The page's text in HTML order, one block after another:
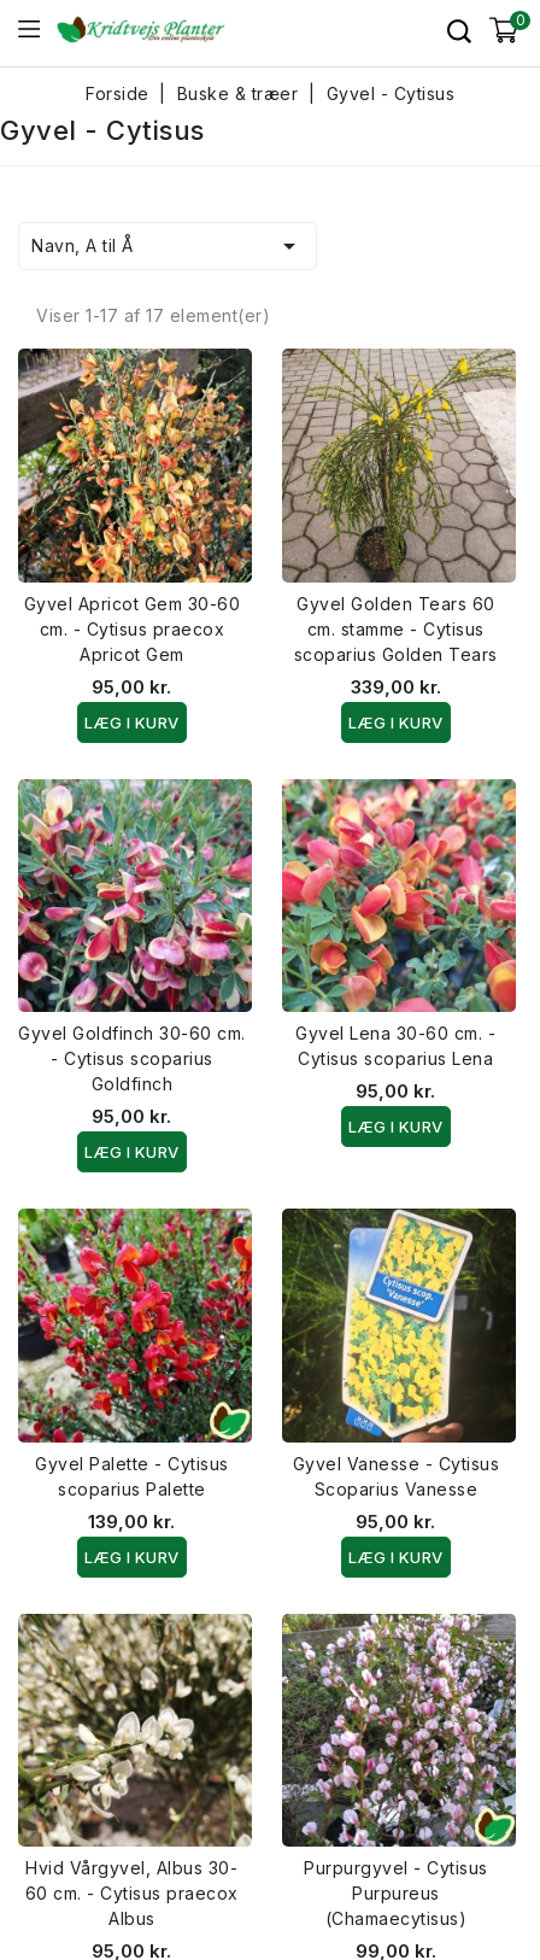
0
Forside Buske & træer Gyvel - Cytisus
Gyvel - Cytisus
Navn, A til Å 
Viser 1-17 af 17 element(er)
Gyvel Apricot Gem 30-60
cm. - Cytisus praecox
Apricot Gem
95,00 kr.
LÆG I KURV
Gyvel Golden Tears 60
cm. stamme - Cytisus
scoparius Golden Tears
339,00 kr.
LÆG I KURV
Gyvel Goldfinch 30-60 cm.
- Cytisus scoparius
Goldfinch
95,00 kr.
LÆG I KURV
Gyvel Lena 30-60 cm. -
Cytisus scoparius Lena
95,00 kr.
LÆG I KURV
Gyvel Palette - Cytisus
scoparius Palette
139,00 kr.
LÆG I KURV
Gyvel Vanesse - Cytisus
Scoparius Vanesse
95,00 kr.
LÆG I KURV
Hvid Vårgyvel, Albus 30-
60 cm. - Cytisus praecox
Albus
95,00 kr.
Purpurgyvel - Cytisus
Purpureus
(Chamaecytisus)
99,00 kr.